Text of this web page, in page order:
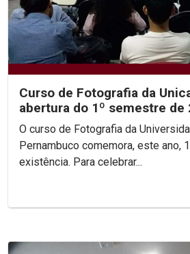
Curso de Fotografia da
abertura do 1º semestre de
O curso de Fotografia da
Pernambuco comemora, este ano,
existência. Para celebrar...